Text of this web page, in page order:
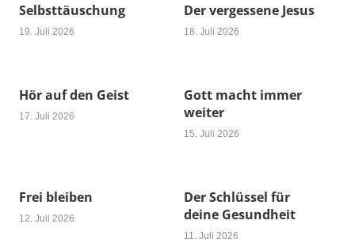
Selbsttäuschung
19. Juli 2026
Der vergessene Jesus
18. Juli 2026
Hör auf den Geist
17. Juli 2026
Gott macht immer
weiter
15. Juli 2026
Frei bleiben
12. Juli 2026
Der Schlüssel für
deine Gesundheit
11. Juli 2026